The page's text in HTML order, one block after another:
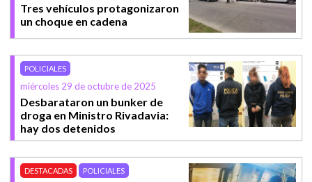
Tres vehículos protagonizaron
un choque en cadena
POLICIALES
miércoles 29 de octubre de 2025
Desbarataron un bunker de
droga en Ministro Rivadavia:
hay dos detenidos
DESTACADAS POLICIALES